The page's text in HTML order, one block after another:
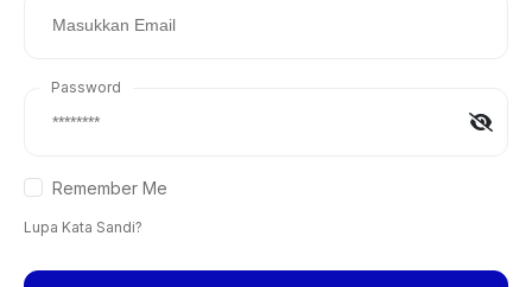
Password
Remember Me
Lupa Kata Sandi?